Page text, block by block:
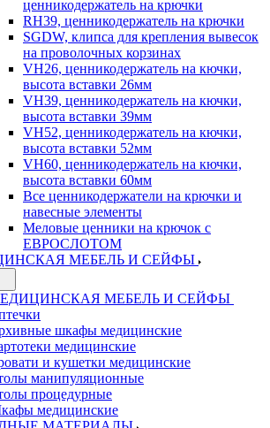
ценникодержатель на крючки
RH39, ценникодержатель на крючки
SGDW, клипса для крепления вывесок
на проволочных корзинах
VH26, ценникодержатель на кючки,
высота вставки 26мм
VH39, ценникодержатель на кючки,
высота вставки 39мм
VH52, ценникодержатель на кючки,
высота вставки 52мм
VH60, ценникодержатель на кючки,
высота вставки 60мм
Все ценникодержатели на крючки и
навесные элементы
Меловые ценники на крючок с
ЕВРОСЛОТОМ
МЕБЕЛЬ И СЕЙФЫ
МЕБЕЛЬ И СЕЙФЫ
шкафы медицинские
медицинские
и кушетки медицинские
манипуляционные
процедурные
медицинские